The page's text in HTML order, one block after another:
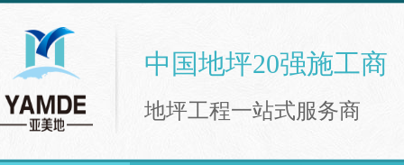
中国地坪20强施工商
地坪工程一站式服务商